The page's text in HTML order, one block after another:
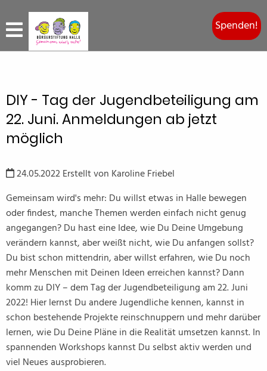
Spenden!
DIY - Tag der Jugendbeteiligung am
22. Juni. Anmeldungen ab jetzt
möglich
24.05.2022Erstellt von Karoline Friebel
Gemeinsam wird's mehr: Du willst etwas in Halle bewegen
oder findest, manche Themen werden einfach nicht genug
angegangen? Du hast eine Idee, wie Du Deine Umgebung
verändern kannst, aber weißt nicht, wie Du anfangen sollst?
Du bist schon mittendrin, aber willst erfahren, wie Du noch
mehr Menschen mit Deinen Ideen erreichen kannst? Dann
komm zu DIY – dem Tag der Jugendbeteiligung am 22. Juni
2022! Hier lernst Du andere Jugendliche kennen, kannst in
schon bestehende Projekte reinschnuppern und mehr darüber
lernen, wie Du Deine Pläne in die Realität umsetzen kannst. In
spannenden Workshops kannst Du selbst aktiv werden und
viel Neues ausprobieren.